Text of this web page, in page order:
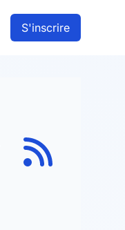
S'inscrire